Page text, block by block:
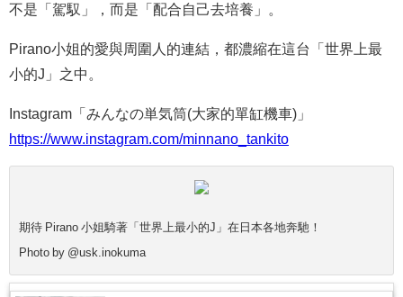
不是「駕馭」，而是「配合自己去培養」。
Pirano小姐的愛與周圍人的連結，都濃縮在這台「世界上最
小的J」之中。
Instagram「みんなの単気筒(大家的單缸機車)」
https://www.instagram.com/minnano_tankito
期待 Pirano 小姐騎著「世界上最小的J」在日本各地奔馳！
Photo by @usk.inokuma